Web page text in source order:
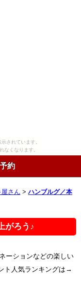
されています。
なくなります。
約
さん > ハンブルグ／本
がろう♪
ーションなどの楽しい
ト人気ランキングは→